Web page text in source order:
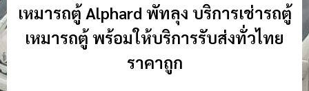
เหมารถตู้ Alphard พัทลุง บริการเช่ารถตู้
เหมารถตู้ พร้อมให้บริการรับส่งทั่วไทย
ราคาถูก